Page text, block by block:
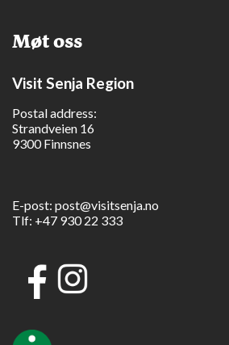
Møt oss
Visit Senja Region
Postal address:
Strandveien 16
9300 Finnsnes
E-post: post@visitsenja.no
Tlf: +47 930 22 333